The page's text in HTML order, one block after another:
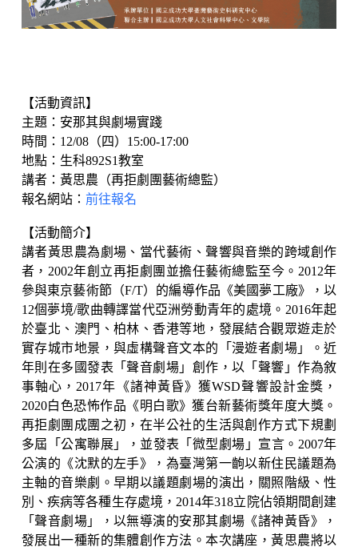
【活動資訊】
主題：安那其與劇場實踐
時間：12/08（四）15:00-17:00
地點：生科892S1教室
講者：黃思農（再拒劇團藝術總監）
報名網站： 前往報名
【活動簡介】
講者黃思農為劇場、當代藝術、聲響與音樂的跨域創作
者，2002年創立再拒劇團並擔任藝術總監至今。2012年
參與東京藝術節（F/T）的編導作品《美國夢工廠》，以
12個夢境/歌曲轉譯當代亞洲勞動青年的處境。2016年起
於臺北、澳門、柏林、香港等地，發展結合觀眾遊走於
實存城市地景，與虛構聲音文本的「漫遊者劇場」。近
年則在多國發表「聲音劇場」創作，以「聲響」作為敘
事軸心，2017年《諸神黃昏》獲WSD聲響設計金獎，
2020白色恐怖作品《明白歌》獲台新藝術獎年度大獎。
再拒劇團成團之初，在半公社的生活與創作方式下規劃
多屆「公寓聯展」，並發表「微型劇場」宣言。2007年
公演的《沈默的左手》，為臺灣第一齣以新住民議題為
主軸的音樂劇。早期以議題劇場的演出，關照階級、性
別、疾病等各種生存處境，2014年318立院佔領期間創建
「聲音劇場」，以無導演的安那其劇場《諸神黃昏》，
發展出一種新的集體創作方法。本次講座，黃思農將以